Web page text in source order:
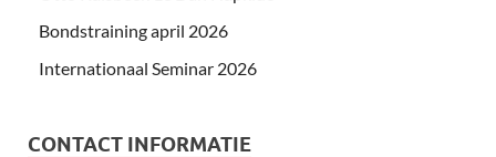
Bondstraining april 2026
Internationaal Seminar 2026
CONTACT INFORMATIE